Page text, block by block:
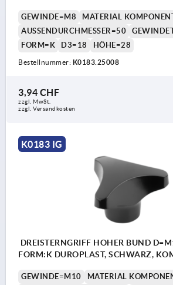
GEWINDE=M8
MATERIAL
AUSSENDURCHMESSER=50
FORM=K
D3=18 HÖHE=28
Bestellnummer: K0183.25008
3,94 CHF
zzgl. MwSt.
zzgl. Versandkosten
K0183 IG
DREISTERNGRIFF HOHER BUND
FORM:K DUROPLAST, SCHWARZ,
GEWINDE=M10
MATERIAL